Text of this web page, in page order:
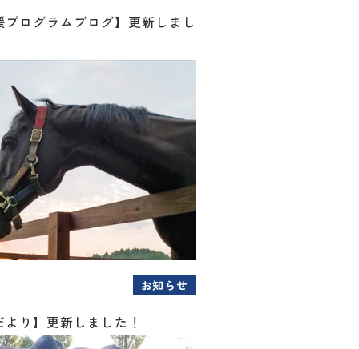
ログラムブログ】更新しまし
お知らせ
り】更新しました！